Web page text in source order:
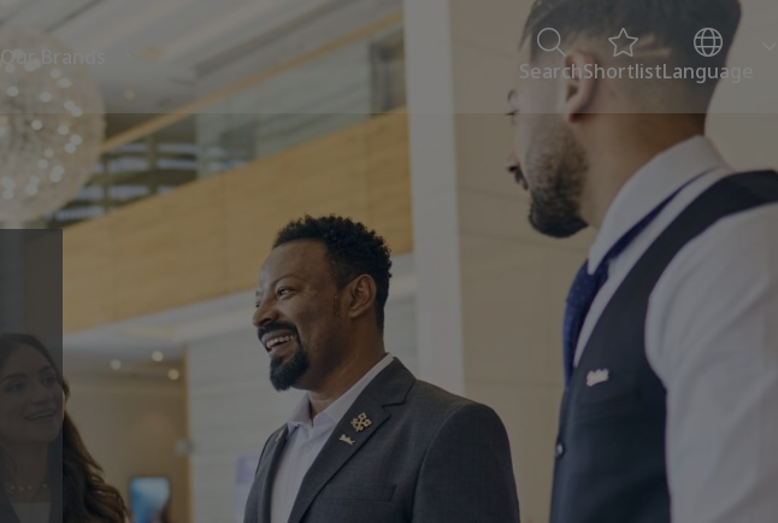
Our Brands
SearchShortlistLanguage